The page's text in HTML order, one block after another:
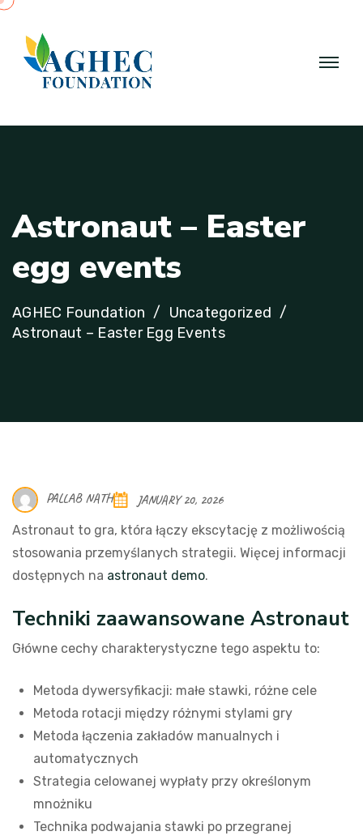
Astronaut – Easter
egg events
AGHEC Foundation
Uncategorized
Astronaut – Easter Egg Events
PALLAB NATH JANUARY 20, 2026
Astronaut to gra, która łączy ekscytację z możliwością
stosowania przemyślanych strategii. Więcej informacji
dostępnych na astronaut demo.
Techniki zaawansowane Astronaut
Główne cechy charakterystyczne tego aspektu to:
Metoda dywersyfikacji: małe stawki, różne cele
Metoda rotacji między różnymi stylami gry
Metoda łączenia zakładów manualnych i
automatycznych
Strategia celowanej wypłaty przy określonym
mnożniku
Technika podwajania stawki po przegranej